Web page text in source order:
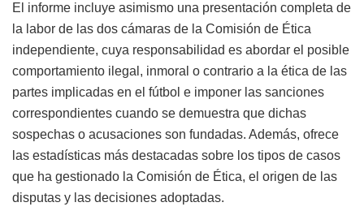
El informe incluye asimismo una presentación completa de
la labor de las dos cámaras de la Comisión de Ética
independiente, cuya responsabilidad es abordar el posible
comportamiento ilegal, inmoral o contrario a la ética de las
partes implicadas en el fútbol e imponer las sanciones
correspondientes cuando se demuestra que dichas
sospechas o acusaciones son fundadas. Además, ofrece
las estadísticas más destacadas sobre los tipos de casos
que ha gestionado la Comisión de Ética, el origen de las
disputas y las decisiones adoptadas.